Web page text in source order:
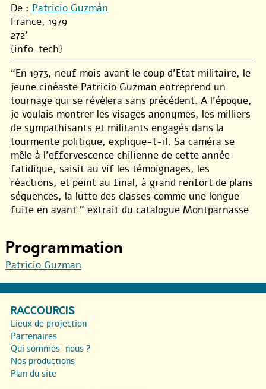
De : Patricio Guzmán
France, 1979
272'
{info_tech}
“En 1973, neuf mois avant le coup d’Etat militaire, le
jeune cinéaste Patricio Guzman entreprend un
tournage qui se révèlera sans précédent. A l’époque,
je voulais montrer les visages anonymes, les milliers
de sympathisants et militants engagés dans la
tourmente politique, explique-t-il. Sa caméra se
mêle à l’effervescence chilienne de cette année
fatidique, saisit au vif les témoignages, les
réactions, et peint au final, à grand renfort de plans
séquences, la lutte des classes comme une longue
fuite en avant.” extrait du catalogue Montparnasse
Programmation
Patricio Guzman
RACCOURCIS
Lieux de projection
Partenaires
Qui sommes-nous ?
Nos productions
Plan du site